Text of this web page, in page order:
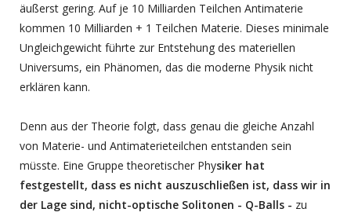
äußerst gering. Auf je 10 Milliarden Teilchen Antimaterie
kommen 10 Milliarden + 1 Teilchen Materie. Dieses minimale
Ungleichgewicht führte zur Entstehung des materiellen
Universums, ein Phänomen, das die moderne Physik nicht
erklären kann.
Denn aus der Theorie folgt, dass genau die gleiche Anzahl
von Materie- und Antimaterieteilchen entstanden sein
müsste. Eine Gruppe theoretischer Physiker hat
festgestellt, dass es nicht auszuschließen ist, dass wir in
der Lage sind, nicht-optische Solitonen - Q-Balls - zu